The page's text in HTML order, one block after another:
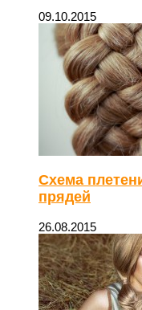
09.10.2015
Схема
прядей
26.08.2015